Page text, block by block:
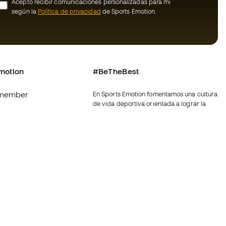
Acepto recibir comunicaciones personalizadas para mi
según la Política de privacidad de Sports Emotion.
#BeTheBest
En Sports Emotion fomentamos una cultura
de vida deportiva orientada a lograr la